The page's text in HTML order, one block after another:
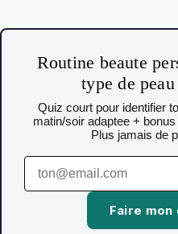
Routine beaute
type de
Quiz court pour identifier
matin/soir adaptee +
Plus jamais de
Faire mon